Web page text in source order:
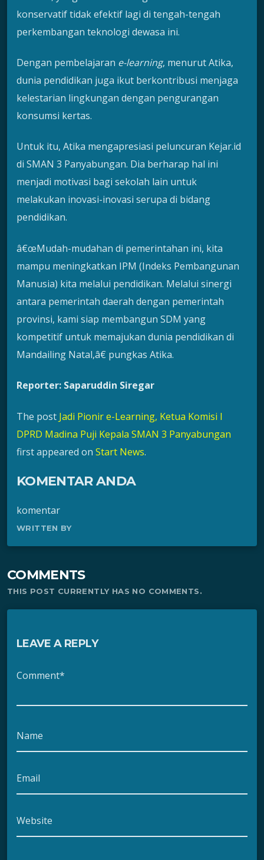
konservatif tidak efektif lagi di tengah-tengah
perkembangan teknologi dewasa ini.
Dengan pembelajaran e-learning, menurut Atika,
dunia pendidikan juga ikut berkontribusi menjaga
kelestarian lingkungan dengan pengurangan
konsumsi kertas.
Untuk itu, Atika mengapresiasi peluncuran Kejar.id
di SMAN 3 Panyabungan. Dia berharap hal ini
menjadi motivasi bagi sekolah lain untuk
melakukan inovasi-inovasi serupa di bidang
pendidikan.
â€œMudah-mudahan di pemerintahan ini, kita
mampu meningkatkan IPM (Indeks Pembangunan
Manusia) kita melalui pendidikan. Melalui sinergi
antara pemerintah daerah dengan pemerintah
provinsi, kami siap membangun SDM yang
kompetitif untuk memajukan dunia pendidikan di
Mandailing Natal,â€ pungkas Atika.
Reporter: Saparuddin Siregar
The post Jadi Pionir e-Learning, Ketua Komisi I
DPRD Madina Puji Kepala SMAN 3 Panyabungan
first appeared on Start News.
KOMENTAR ANDA
komentar
WRITTEN BY
COMMENTS
THIS POST CURRENTLY HAS NO COMMENTS.
LEAVE A REPLY
Comment*
Name
Email
Website